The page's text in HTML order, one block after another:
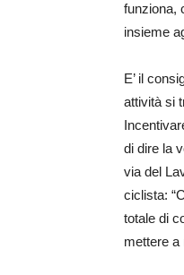
funziona,
insieme
E’ il
attività si
di dire la
via del
ciclista:
totale di
mettere a